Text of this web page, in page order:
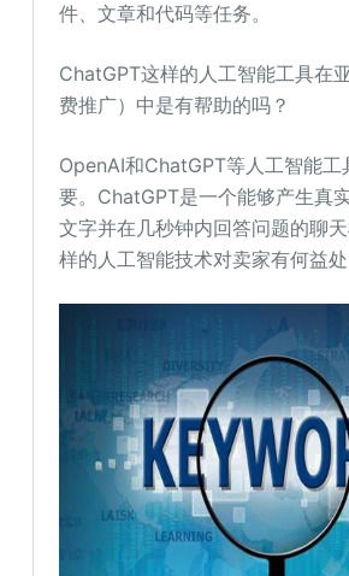
件、文章和代码等任务。
ChatGPT这样的人工智能工具在
费推广）中是有帮助的吗？
OpenAI和ChatGPT等人工智能工
要。ChatGPT是一个能够产生真
文字并在几秒钟内回答问题的聊
样的人工智能技术对卖家有何益处